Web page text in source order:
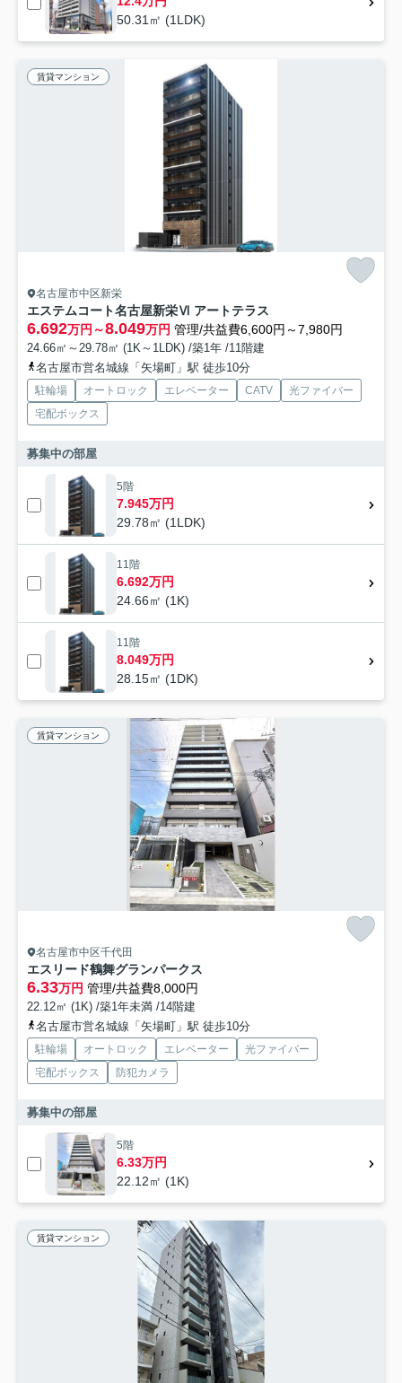
50.31㎡ (1LDK)
賃貸マンション
名古屋市中区新栄
エステムコート名古屋新栄Ⅵ アートテラス
6.692万円～8.049万円 管理/共益費6,600円～7,980円
24.66㎡～29.78㎡ (1K～1LDK) /築1年 /11階建
名古屋市営名城線「矢場町」駅 徒歩10分
駐輪場 オートロック エレベーター CATV
光ファイバー
宅配ボックス
募集中の部屋
5階
7.945万円
29.78㎡ (1LDK)
11階
6.692万円
24.66㎡ (1K)
11階
8.049万円
28.15㎡ (1DK)
賃貸マンション
名古屋市中区千代田
エスリード鶴舞グランパークス
6.33万円 管理/共益費8,000円
22.12㎡ (1K) /築1年未満 /14階建
名古屋市営名城線「矢場町」駅 徒歩10分
駐輪場 オートロック エレベーター
光ファイバー
宅配ボックス
防犯カメラ
募集中の部屋
5階
6.33万円
22.12㎡ (1K)
賃貸マンション